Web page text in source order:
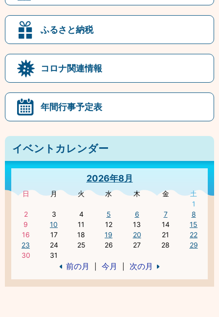
ふるさと納税
コロナ関連情報
年間行事予定表
イベントカレンダー
2026年8月
日 月 火 水 木 金
土
1
2
3 4 5 6 7
8
9
10 11 12 13 14
15
16
17 18 19 20 21
22
23
24 25 26 27 28
29
30
31
前の月 今月 次の月